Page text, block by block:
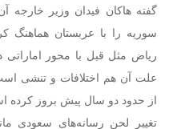
گفته هاکان فیدان وزیر خارجه
سوریه را با عربستان هماهنگ
ریاض مثل قبل با محور
علت آن هم اختلافات و تنشی
از حدود دو سال پیش بروز کرده
تغییر لحن رسانه‌های سعودی